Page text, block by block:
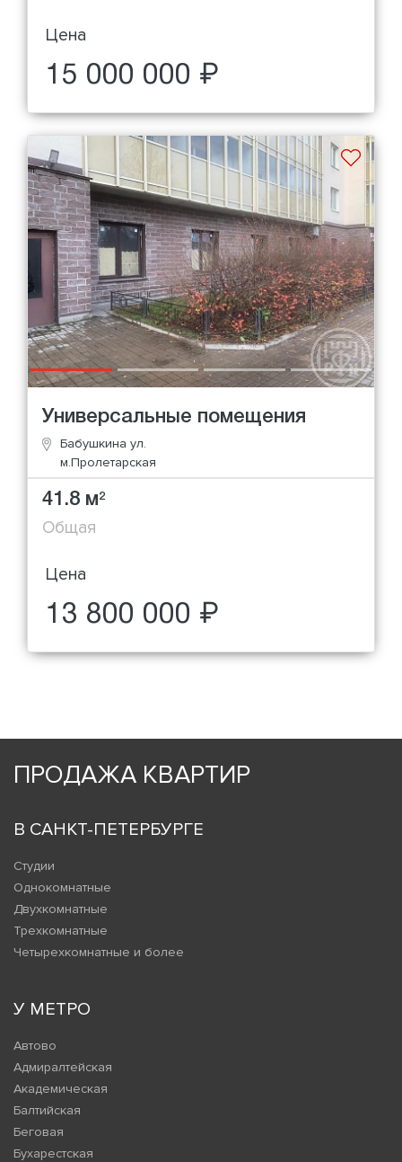
Цена
15 000 000 ₽
Универсальные помещения
Бабушкина ул.
м.Пролетарская
41.8 м2
Общая
Цена
13 800 000 ₽
ПРОДАЖА КВАРТИР
В САНКТ-ПЕТЕРБУРГЕ
Студии
Однокомнатные
Двухкомнатные
Трехкомнатные
Четырехкомнатные и более
У МЕТРО
Автово
Адмиралтейская
Академическая
Балтийская
Беговая
Бухарестская